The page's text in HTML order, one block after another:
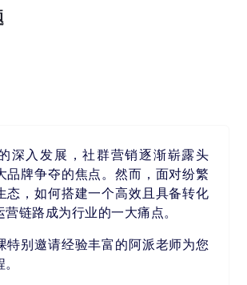
深入发展，社群营销逐渐崭露头
品牌争夺的焦点。然而，面对纷繁
态，如何搭建一个高效且具备转化
链路成为行业的一大痛点。
特别邀请经验丰富的阿派老师为您